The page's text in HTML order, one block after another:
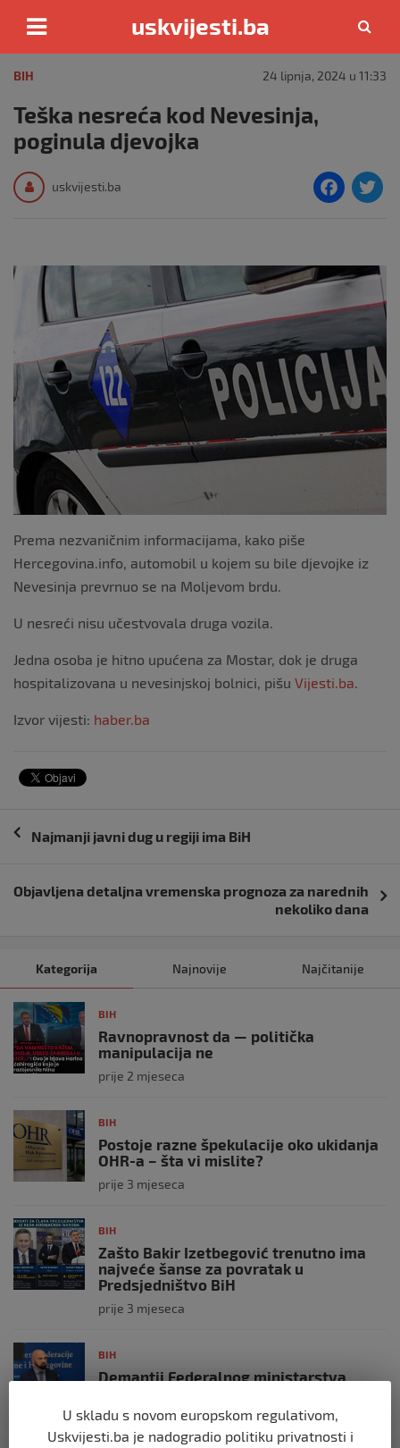
content
uskvijesti.ba
BIH 24 lipnja, 2024 u 11:33
Teška nesreća kod Nevesinja,
poginula djevojka
uskvijesti.ba
F
e
b
o
o
k
Prema nezvaničnim informacijama, kako piše
Hercegovina.info, automobil u kojem su bile djevojke iz
Nevesinja prevrnuo se na Moljevom brdu.
U nesreći nisu učestvovala druga vozila.
Jedna osoba je hitno upućena za Mostar, dok je druga
hospitalizovana u nevesinjskoj bolnici, pišu Vijesti.ba
Izvor vijesti: haber.ba
Navigacija
objava
Najmanji javni dug u regiji ima BiH
Objavljena detaljna vremenska prognoza za narednih
nekoliko dana
Kategorija Najnovije Najčitanije
BIH
Ravnopravnost da — politička
manipulacija ne
prije 2 mjeseca
BIH
Postoje razne špekulacije oko ukidanja
OHR-a – šta vi mislite?
prije 3 mjeseca
BIH
Zašto Bakir Izetbegović trenutno ima
najveće šanse za povratak u
Predsjedništvo BiH
prije 3 mjeseca
BIH
Demantij Federalnog ministarstva
prije 5 mjeseci
U skladu s novom europskom regulativom,
Uskvijesti.ba je nadogradio politiku privatnosti i